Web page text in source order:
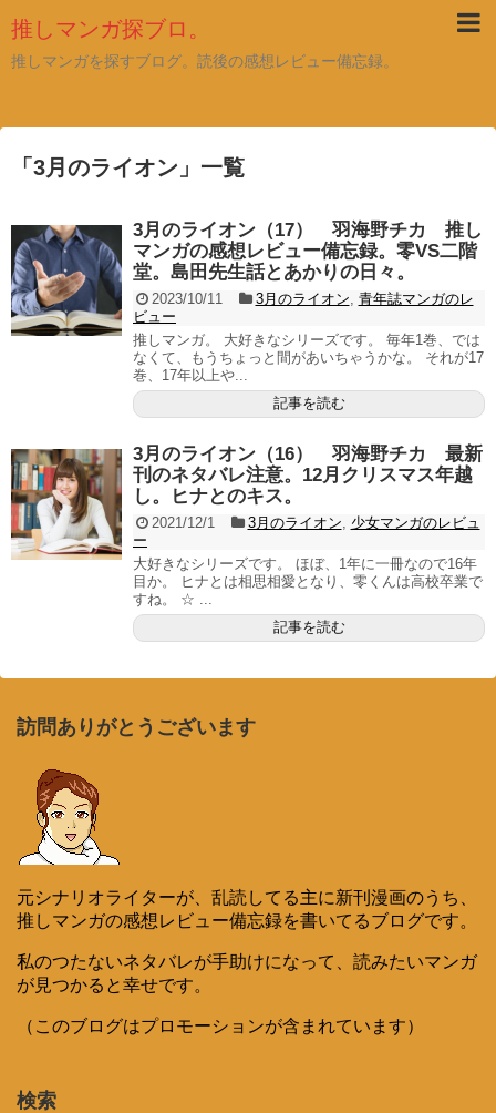
推しマンガ探ブロ。
推しマンガを探すブログ。読後の感想レビュー備忘録。
「 3月のライオン 」 一覧
3月のライオン（17） 羽海野チカ 推し
マンガの感想レビュー備忘録。零VS二階
堂。島田先生話とあかりの日々。
2023/10/11 3月のライオン 青年誌マンガのレ
ビュー
推しマンガ。 大好きなシリーズです。 毎年1巻、では
なくて、もうちょっと間があいちゃうかな。 それが17
巻、17年以上や...
記事を読む
3月のライオン（16） 羽海野チカ 最新
刊のネタバレ注意。12月クリスマス年越
し。ヒナとのキス。
2021/12/1 3月のライオン
少女マンガのレビュ
ー
大好きなシリーズです。 ほぼ、1年に一冊なので16年
目か。 ヒナとは相思相愛となり、零くんは高校卒業で
すね。 ☆ ...
記事を読む
訪問ありがとうございます
元シナリオライターが、乱読してる主に新刊漫画のうち、
推しマンガの感想レビュー備忘録を書いてるブログです。
私のつたないネタバレが手助けになって、読みたいマンガ
が見つかると幸せです。
（このブログはプロモーションが含まれています）
検索